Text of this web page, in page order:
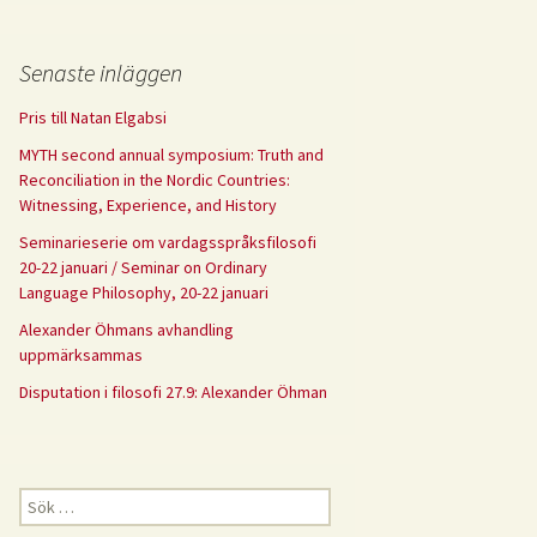
Senaste inläggen
Pris till Natan Elgabsi
MYTH second annual symposium: Truth and
Reconciliation in the Nordic Countries:
Witnessing, Experience, and History
Seminarieserie om vardagsspråksfilosofi
20-22 januari / Seminar on Ordinary
Language Philosophy, 20-22 januari
Alexander Öhmans avhandling
uppmärksammas
Disputation i filosofi 27.9: Alexander Öhman
Sök
efter: